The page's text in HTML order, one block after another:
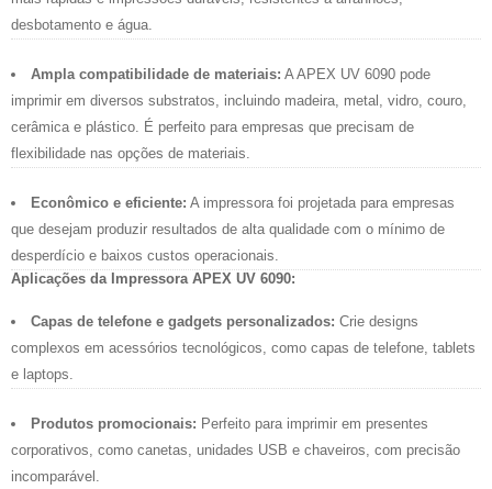
desbotamento e água.
Ampla compatibilidade de materiais: A APEX UV 6090 pode
imprimir em diversos substratos, incluindo madeira, metal, vidro, couro,
cerâmica e plástico. É perfeito para empresas que precisam de
flexibilidade nas opções de materiais.
Econômico e eficiente: A impressora foi projetada para empresas
que desejam produzir resultados de alta qualidade com o mínimo de
desperdício e baixos custos operacionais.
Aplicações da Impressora APEX UV 6090:
Capas de telefone e gadgets personalizados: Crie designs
complexos em acessórios tecnológicos, como capas de telefone, tablets
e laptops.
Produtos promocionais: Perfeito para imprimir em presentes
corporativos, como canetas, unidades USB e chaveiros, com precisão
incomparável.